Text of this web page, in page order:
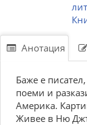
Анотация
Баже е
поеми и
Америка.
Живее в Ню